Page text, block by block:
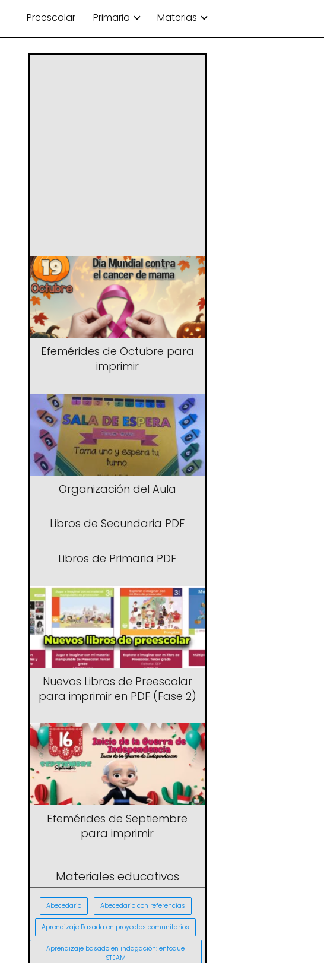
Preescolar Primaria Materias
Efemérides de Octubre para
imprimir
Organización del Aula
Libros de Secundaria PDF
Libros de Primaria PDF
Nuevos Libros de Preescolar
para imprimir en PDF (Fase 2)
Efemérides de Septiembre
para imprimir
Materiales educativos
Abecedario Abecedario con referencias
Aprendizaje Basada en proyectos comunitarios
Aprendizaje basado en indagación: enfoque
STEAM